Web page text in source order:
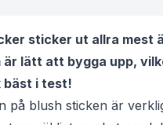
sticker ut allra mest
är lätt att bygga upp,
bäst i test!
på blush sticken är